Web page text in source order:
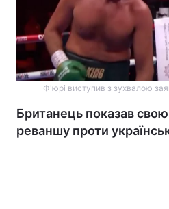
Ф'юрі виступив з зухвалою
Британець показав
реваншу проти